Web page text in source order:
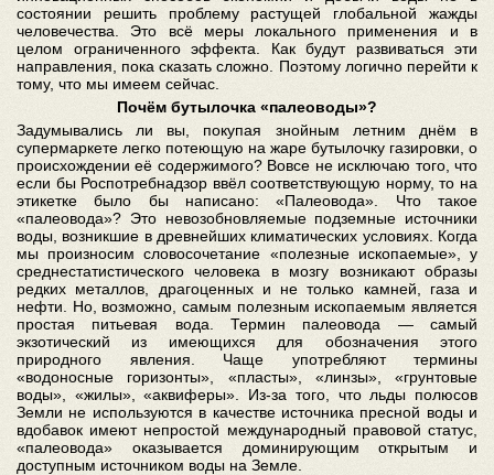
состоянии решить проблему растущей глобальной жажды
человечества. Это всё меры локального применения и в
целом ограниченного эффекта. Как будут развиваться эти
направления, пока сказать сложно. Поэтому логично перейти к
тому, что мы имеем сейчас.
Почём бутылочка «палеоводы»?
Задумывались ли вы, покупая знойным летним днём в
супермаркете легко потеющую на жаре бутылочку газировки, о
происхождении её содержимого? Вовсе не исключаю того, что
если бы Роспотребнадзор ввёл соответствующую норму, то на
этикетке было бы написано: «Палеовода». Что такое
«палеовода»? Это невозобновляемые подземные источники
воды, возникшие в древнейших климатических условиях. Когда
мы произносим словосочетание «полезные ископаемые», у
среднестатистического человека в мозгу возникают образы
редких металлов, драгоценных и не только камней, газа и
нефти. Но, возможно, самым полезным ископаемым является
простая питьевая вода. Термин палеовода — самый
экзотический из имеющихся для обозначения этого
природного явления. Чаще употребляют термины
«водоносные горизонты», «пласты», «линзы», «грунтовые
воды», «жилы», «аквиферы». Из-за того, что льды полюсов
Земли не используются в качестве источника пресной воды и
вдобавок имеют непростой международный правовой статус,
«палеовода» оказывается доминирующим открытым и
доступным источником воды на Земле.